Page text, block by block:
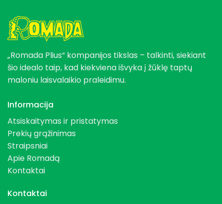
„Romada Plius“ kompanijos tikslas – talkinti, siekiant
šio idealo taip, kad kiekviena išvyka į žūklę taptų
maloniu laisvalaikio praleidimu.
Informacija
Atsiskaitymas ir pristatymas
Prekių grąžinimas
Straipsniai
Apie Romadą
Kontaktai
Kontaktai